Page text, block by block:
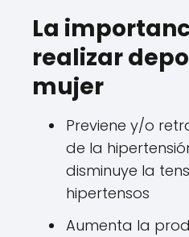
La
realizar
mujer
Previene y/o
de la
disminuye la
hipertensos
Aumenta la